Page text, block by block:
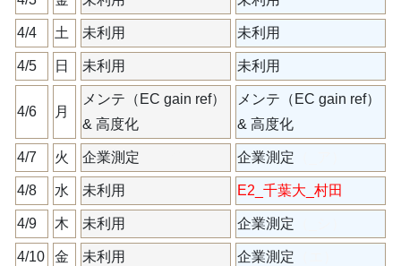
4/4 土 未利用 未利用
4/5 日 未利用 未利用
4/6 月
メンテ（EC gain ref）
& 高度化
メンテ（EC gain ref）
& 高度化
4/7 火 企業測定 企業測定
4/8 水 未利用 E2_千葉大_村田
4/9 木 未利用 企業測定
4/10 金 未利用 企業測定